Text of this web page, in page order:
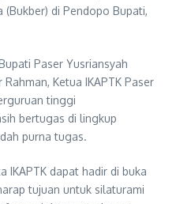
di Pendopo Bupati,
Paser Yusriansyah
Ketua IKAPTK Paser
tinggi
bertugas di lingkup
purna tugas.
IKAPTK dapat hadir di buka
tujuan untuk silaturami